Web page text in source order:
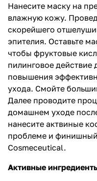
Нанесите маску на
влажную кожу.
скорейшего
эпителия. Оставьте
чтобы фруктовые
пилинговое действие
повышения
ухода. Смойте
Далее проводите
домашнем уходе
нанесите актвиные
проблеме и
Cosmeceutical.
Активные